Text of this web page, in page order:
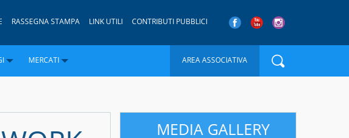
RASSEGNA STAMPA LINK UTILI CONTRIBUTI PUBBLICI
MERCATI AREA ASSOCIATIVA
MEDIA GALLERY